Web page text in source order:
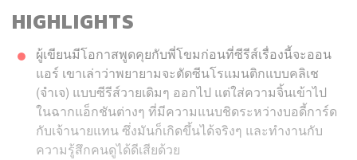
HIGHLIGHTS
ผู้เขียนมีโอกาสพูดคุยกับพี่โขมก่อนที่ซีรีส์เรื่องนี้จะออน
แอร์ เขาเล่าว่าพยายามจะตัดซีนโรแมนติกแบบคลิเช
(จำเจ) แบบซีรีส์วายเดิมๆ ออกไป แต่ใส่ความจิ้นเข้าไป
ในฉากแอ็กชันต่างๆ ที่มีความแนบชิดระหว่างบอดี้การ์ด
กับเจ้านายแทน ซึ่งมันก็เกิดขึ้นได้จริงๆ และทำงานกับ
ความรู้สึกคนดูได้ดีเสียด้วย